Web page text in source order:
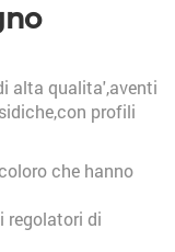
alta qualita',aventi
profili
che hanno
regolatori di